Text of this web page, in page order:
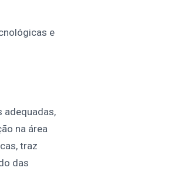
e
adequadas,
na área
traz
das